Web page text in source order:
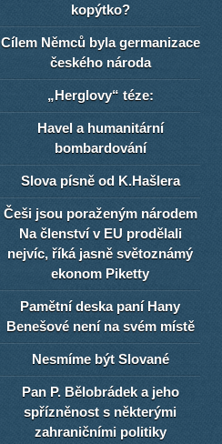
kopýtko?
Cílem Němců byla germanizace
českého národa
„Herglovy“ téze:
Havel a humanitární
bombardování
Slova písně od K.Hašlera
Češi jsou poraženým národem
Na členství v EU prodělali
nejvíc, říká jasně světoznámý
ekonom Piketty
Pamětní deska paní Hany
Benešové není na svém místě
Nesmíme být Slované
Pan P. Bělobrádek a jeho
spřízněnost s některými
zahraničními politiky